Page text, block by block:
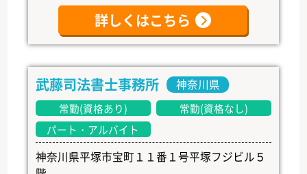
詳しくはこちら
武藤司法書士事務所 神奈川県
常勤(資格あり)
常勤(資格なし)
パート・アルバイト
神奈川県平塚市宝町１１番１号平塚フジビル５